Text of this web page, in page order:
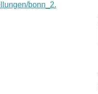
bonn_2.